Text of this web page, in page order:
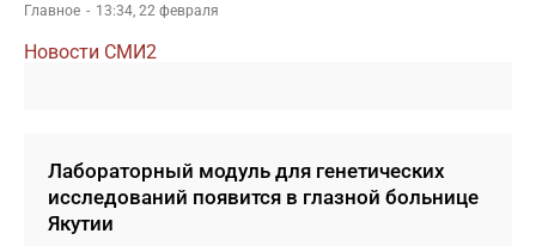
Главное 13:34, 22 февраля
Новости СМИ2
Лабораторный модуль для генетических
исследований появится в глазной больнице
Якутии